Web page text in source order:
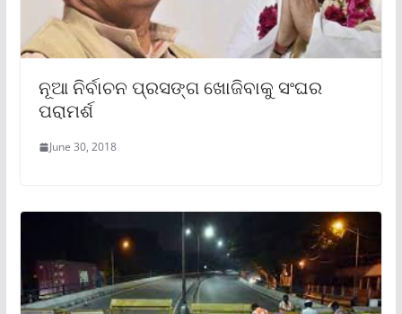
ନୂଆ ନିର୍ବାଚନ ପ୍ରସଙ୍ଗ ଖୋଜିବାକୁ ସଂଘର
ପରାମର୍ଶ
June 30, 2018